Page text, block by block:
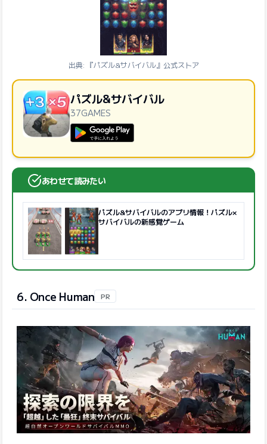
出典: 『パズル&サバイバル』公式ストア
パズル&サバイバル
37GAMES
あわせて読みたい
パズル&サバイバルのアプリ情報！パズル×
サバイバルの新感覚ゲーム
6. Once Human PR